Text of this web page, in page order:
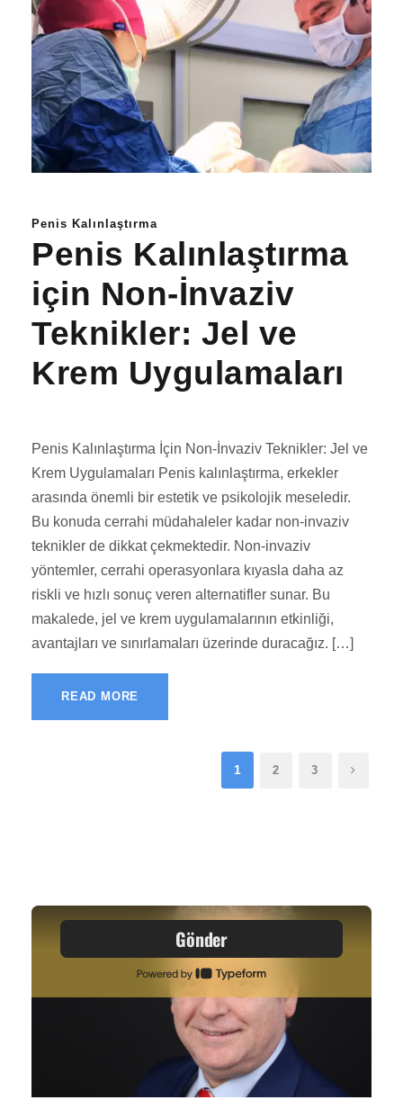
Penis Kalınlaştırma
Penis Kalınlaştırma
için Non-İnvaziv
Teknikler: Jel ve
Krem Uygulamaları
Penis Kalınlaştırma İçin Non-İnvaziv Teknikler: Jel ve
Krem Uygulamaları Penis kalınlaştırma, erkekler
arasında önemli bir estetik ve psikolojik meseledir.
Bu konuda cerrahi müdahaleler kadar non-invaziv
teknikler de dikkat çekmektedir. Non-invaziv
yöntemler, cerrahi operasyonlara kıyasla daha az
riskli ve hızlı sonuç veren alternatifler sunar. Bu
makalede, jel ve krem uygulamalarının etkinliği,
avantajları ve sınırlamaları üzerinde duracağız. […]
READ MORE
1 2 3